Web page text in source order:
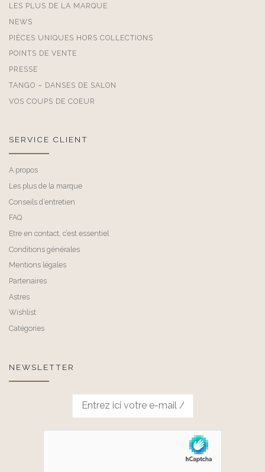
LES PLUS DE LA MARQUE
NEWS
PIÈCES UNIQUES HORS COLLECTIONS
POINTS DE VENTE
PRESSE
TANGO – DANSES DE SALON
VOS COUPS DE COEUR
SERVICE CLIENT
A propos
Les plus de la marque
Conseils d’entretien
FAQ
Etre en contact, c’est essentiel
Conditions générales
Mentions légales
Partenaires
Astres
Wishlist
Catégories
NEWSLETTER